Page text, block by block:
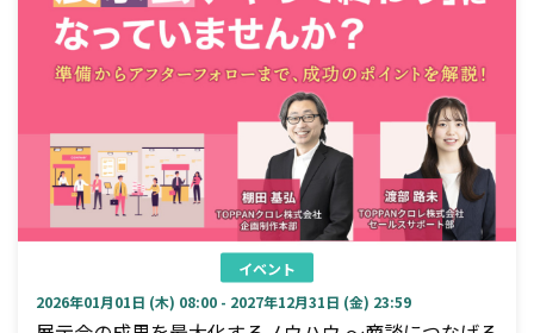
イベント
2026年01月01日 (木) 08:00 - 2027年12月31日 (金) 23:59